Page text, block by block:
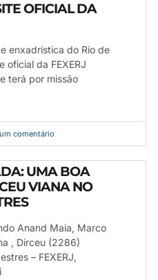
OFICIAL DA
enxadrística do Rio de
oficial da FEXERJ
terá por missão
comentário
UMA BOA
VIANA NO
Anand Maia, Marco
, Dirceu (2286)
– FEXERJ,